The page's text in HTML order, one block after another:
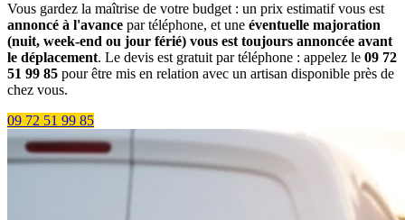
Vous gardez la maîtrise de votre budget : un prix estimatif vous est
annoncé à l'avance par téléphone, et une éventuelle majoration
(nuit, week-end ou jour férié) vous est toujours annoncée avant
le déplacement. Le devis est gratuit par téléphone : appelez le 09 72
51 99 85 pour être mis en relation avec un artisan disponible près de
chez vous.
09 72 51 99 85